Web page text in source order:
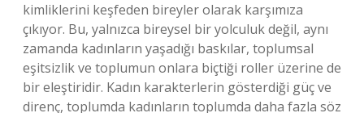
kimliklerini keşfeden bireyler olarak karşımıza
çıkıyor. Bu, yalnızca bireysel bir yolculuk değil, aynı
zamanda kadınların yaşadığı baskılar, toplumsal
eşitsizlik ve toplumun onlara biçtiği roller üzerine de
bir eleştiridir. Kadın karakterlerin gösterdiği güç ve
direnç, toplumda kadınların toplumda daha fazla söz